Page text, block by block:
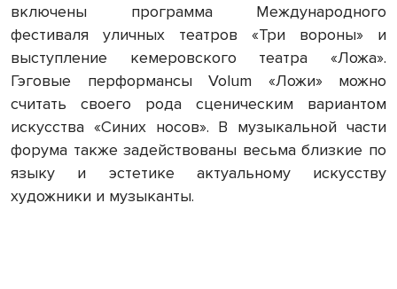
включены программа Международного
фестиваля уличных театров «Три вороны» и
выступление кемеровского театра «Ложа».
Гэговые перформансы Volum «Ложи» можно
считать своего рода сценическим вариантом
искусства «Синих носов». В музыкальной части
форума также задействованы весьма близкие по
языку и эстетике актуальному искусству
художники и музыканты.